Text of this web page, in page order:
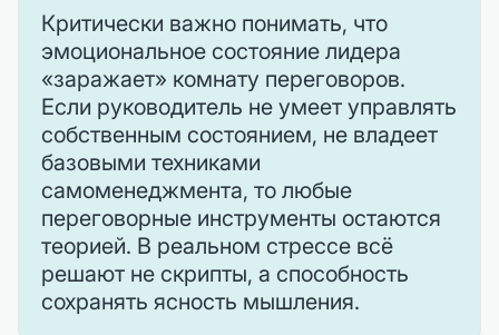
Критически важно понимать, что
эмоциональное состояние лидера
«заражает» комнату переговоров.
Если руководитель не умеет управлять
собственным состоянием, не владеет
базовыми техниками
самоменеджмента, то любые
переговорные инструменты остаются
теорией. В реальном стрессе всё
решают не скрипты, а способность
сохранять ясность мышления.